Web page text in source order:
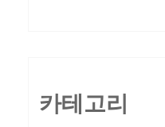
카테고리